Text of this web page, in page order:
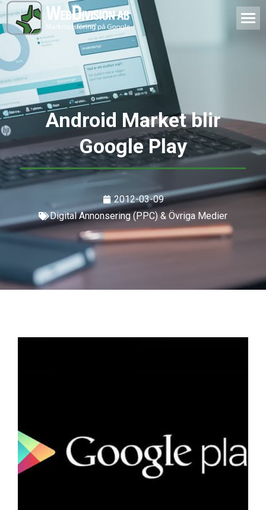
Android Market blir
Google Play
2012-03-09
Digital Annonsering (PPC) & Övriga Medier